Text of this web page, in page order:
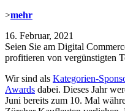
>mehr
16. Februar, 2021
Seien Sie am Digital
profitieren von vergünstigten
Wir sind als Kategorien-
Awards dabei. Dieses Jahr
Juni bereits zum 10. Mal